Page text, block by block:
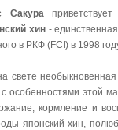
Сакура
хин-
в РКФ (FCI) в 1998
свете необыкновенная
особенностями этой
кормление и
японский хин,